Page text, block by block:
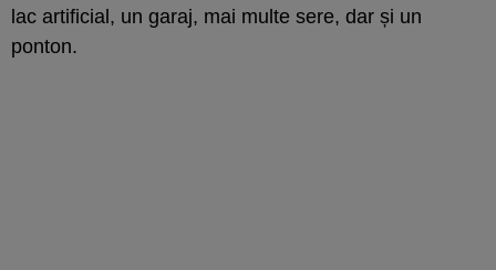
lac artificial, un garaj, mai multe sere, dar și un
ponton.